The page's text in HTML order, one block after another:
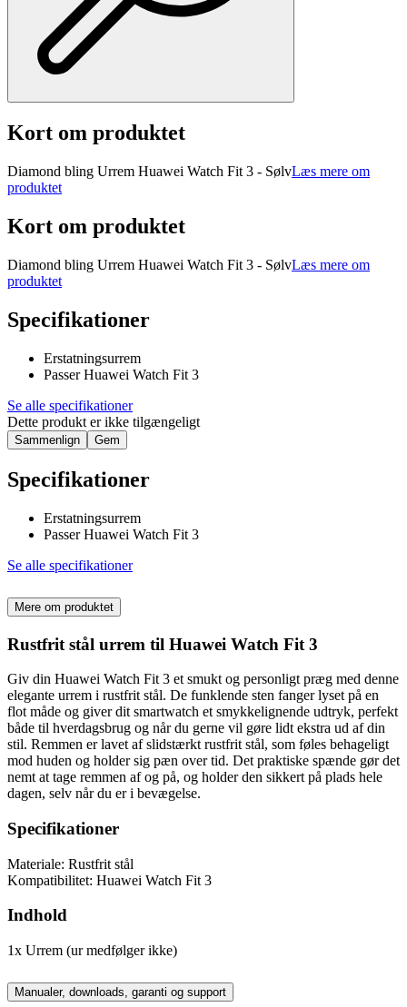
Kort om produktet
Diamond bling Urrem Huawei Watch Fit 3 - SølvLæs mere om
produktet
Kort om produktet
Diamond bling Urrem Huawei Watch Fit 3 - SølvLæs mere om
produktet
Specifikationer
Erstatningsurrem
Passer Huawei Watch Fit 3
Se alle specifikationer
Dette produkt er ikke tilgængeligt
Sammenlign Gem
Specifikationer
Erstatningsurrem
Passer Huawei Watch Fit 3
Se alle specifikationer
Mere om produktet
Rustfrit stål urrem til Huawei Watch Fit 3
Giv din Huawei Watch Fit 3 et smukt og personligt præg med denne
elegante urrem i rustfrit stål. De funklende sten fanger lyset på en
flot måde og giver dit smartwatch et smykkelignende udtryk, perfekt
både til hverdagsbrug og når du gerne vil gøre lidt ekstra ud af din
stil. Remmen er lavet af slidstærkt rustfrit stål, som føles behageligt
mod huden og holder sig pæn over tid. Det praktiske spænde gør det
nemt at tage remmen af og på, og holder den sikkert på plads hele
dagen, selv når du er i bevægelse.
Specifikationer
Materiale: Rustfrit stål
Kompatibilitet: Huawei Watch Fit 3
Indhold
1x Urrem (ur medfølger ikke)
Manualer, downloads, garanti og support